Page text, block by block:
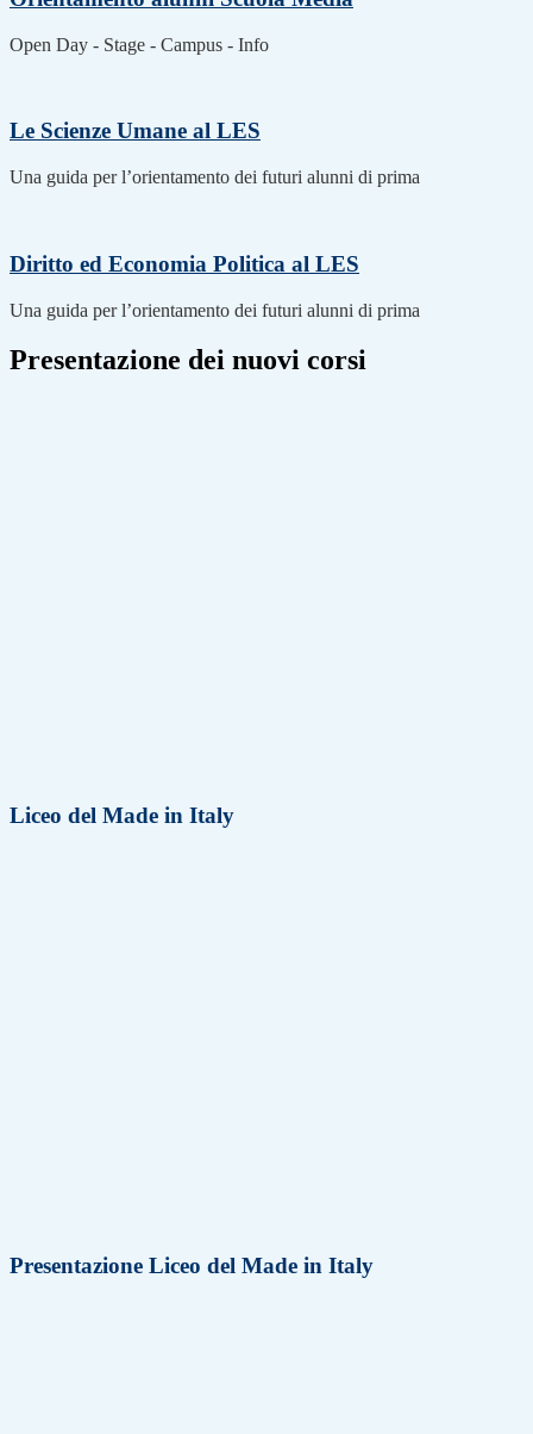
Open Day - Stage - Campus - Info
Le Scienze Umane al LES
Una guida per l’orientamento dei futuri alunni di prima
Diritto ed Economia Politica al LES
Una guida per l’orientamento dei futuri alunni di prima
Presentazione dei nuovi corsi
Liceo del Made in Italy
Presentazione Liceo del Made in Italy